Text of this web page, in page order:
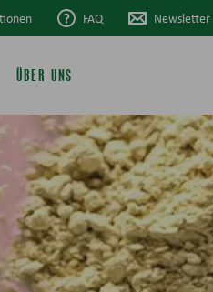
ÜBER UNS
FAQ Newsletter